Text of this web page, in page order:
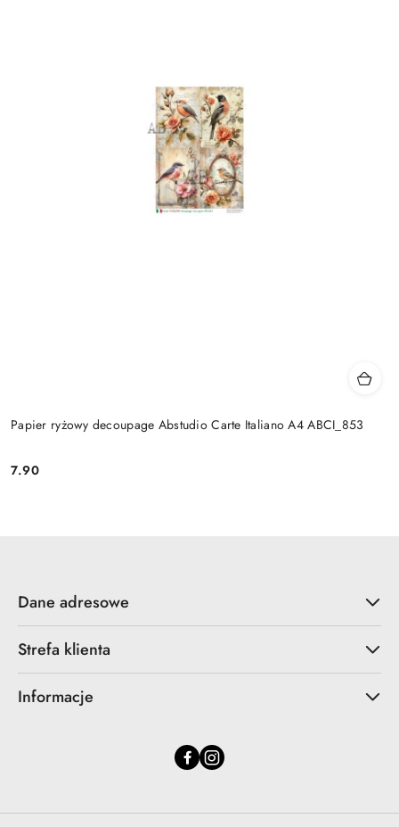
Papier ryżowy decoupage Abstudio Carte Italiano A4 ABCI_853
Cena:
7.90
Dane adresowe
Strefa klienta
Informacje